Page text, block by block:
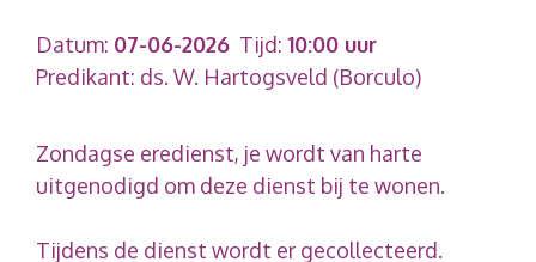
Datum: 07-06-2026 Tijd: 10:00 uur
Predikant: ds. W. Hartogsveld (Borculo)
Zondagse eredienst, je wordt van harte
uitgenodigd om deze dienst bij te wonen.
Tijdens de dienst wordt er gecollecteerd.